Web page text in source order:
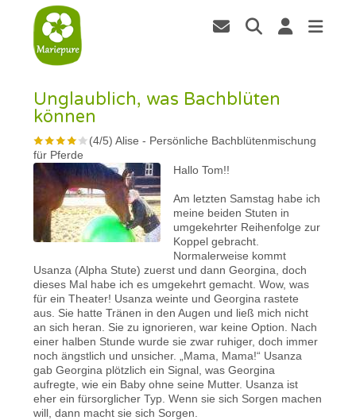
Unglaublich, was Bachblüten
können
(4/5)Alise - Persönliche Bachblütenmischung
für Pferde
Hallo Tom!!
Am letzten Samstag habe ich
meine beiden Stuten in
umgekehrter Reihenfolge zur
Koppel gebracht.
Normalerweise kommt
Usanza (Alpha Stute) zuerst und dann Georgina, doch
dieses Mal habe ich es umgekehrt gemacht. Wow, was
für ein Theater! Usanza weinte und Georgina rastete
aus. Sie hatte Tränen in den Augen und ließ mich nicht
an sich heran. Sie zu ignorieren, war keine Option. Nach
einer halben Stunde wurde sie zwar ruhiger, doch immer
noch ängstlich und unsicher. „Mama, Mama!“ Usanza
gab Georgina plötzlich ein Signal, was Georgina
aufregte, wie ein Baby ohne seine Mutter. Usanza ist
eher ein fürsorglicher Typ. Wenn sie sich Sorgen machen
will, dann macht sie sich Sorgen.